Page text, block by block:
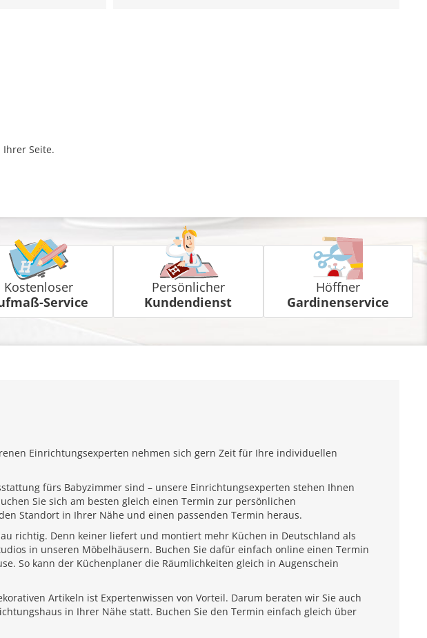
Seite.
Kostenloser
Service
Persönlicher
Kundendienst
Höffner
Gardinenservice
Einrichtungsexperten nehmen sich gern Zeit für Ihre individuellen
fürs Babyzimmer sind – unsere Einrichtungsexperten stehen Ihnen
Sie sich am besten gleich einen Termin zur persönlichen
Standort in Ihrer Nähe und einen passenden Termin heraus.
richtig. Denn keiner liefert und montiert mehr Küchen in Deutschland als
in unseren Möbelhäusern. Buchen Sie dafür einfach online einen Termin
So kann der Küchenplaner die Räumlichkeiten gleich in Augenschein
Artikeln ist Expertenwissen von Vorteil. Darum beraten wir Sie auch
in Ihrer Nähe statt. Buchen Sie den Termin einfach gleich über